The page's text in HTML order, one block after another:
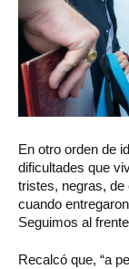
En otro orden de
dificultades que
tristes, negras, de
cuando
Seguimos al
Recalcó que, “a